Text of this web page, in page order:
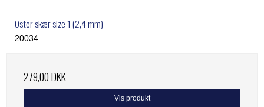
Oster skær size 1 (2,4 mm)
20034
279,00 DKK
Vis produkt